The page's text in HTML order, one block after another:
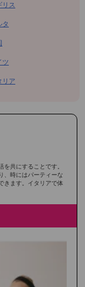
リス
タ
ツ
リア
共にすることです。
、時にはパーティーな
きます。イタリアで体